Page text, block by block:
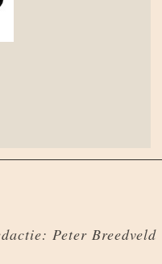
Peter Breedveld